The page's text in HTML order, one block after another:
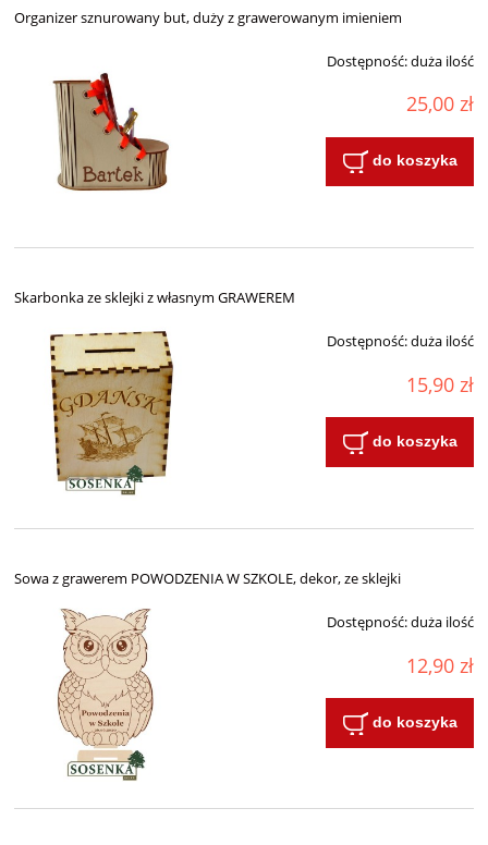
Organizer sznurowany but, duży z grawerowanym imieniem
Dostępność:duża ilość
25,00 zł
do koszyka
Skarbonka ze sklejki z własnym GRAWEREM
Dostępność:duża ilość
15,90 zł
do koszyka
Sowa z grawerem POWODZENIA W SZKOLE, dekor, ze sklejki
Dostępność:duża ilość
12,90 zł
do koszyka